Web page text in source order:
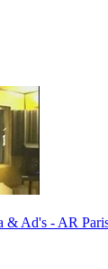
& Ad's - AR